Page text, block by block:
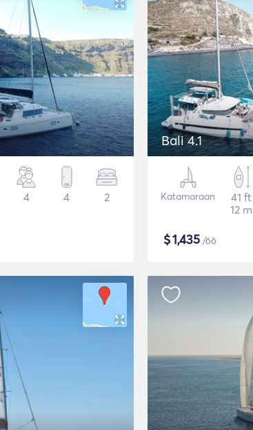
4 4 2
Bali 4.1
Katamaraan
41 ft
12 m
$1,435 /öö